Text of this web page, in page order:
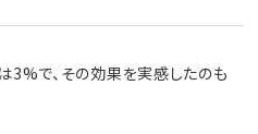
3%で、その効果を実感したのも